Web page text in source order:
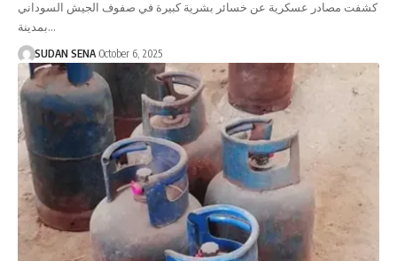
كشفت مصادر عسكرية عن خسائر بشرية كبيرة في صفوف الجيش السوداني
بمدينة…
SUDAN SENA October 6, 2025